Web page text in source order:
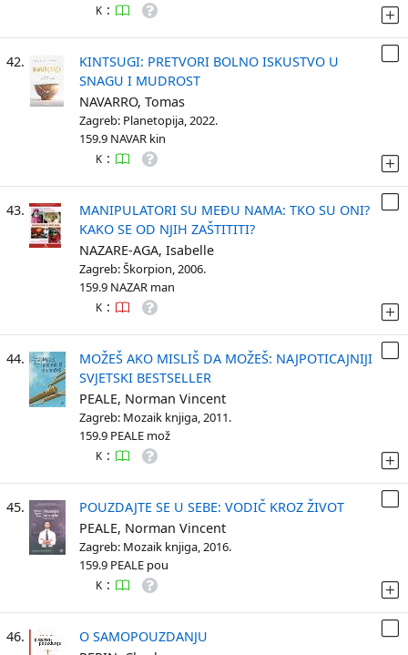
K :
42.
KINTSUGI: PRETVORI BOLNO ISKUSTVO U
SNAGU I MUDROST
NAVARRO, Tomas
Zagreb: Planetopija, 2022.
159.9 NAVAR kin
K :
43.
MANIPULATORI SU MEĐU NAMA: TKO SU ONI?
KAKO SE OD NJIH ZAŠTITITI?
NAZARE-AGA, Isabelle
Zagreb: Škorpion, 2006.
159.9 NAZAR man
K :
44.
MOŽEŠ AKO MISLIŠ DA MOŽEŠ: NAJPOTICAJNIJI
SVJETSKI BESTSELLER
PEALE, Norman Vincent
Zagreb: Mozaik knjiga, 2011.
159.9 PEALE mož
K :
45.
POUZDAJTE SE U SEBE: VODIČ KROZ ŽIVOT
PEALE, Norman Vincent
Zagreb: Mozaik knjiga, 2016.
159.9 PEALE pou
K :
46.
O SAMOPOUZDANJU